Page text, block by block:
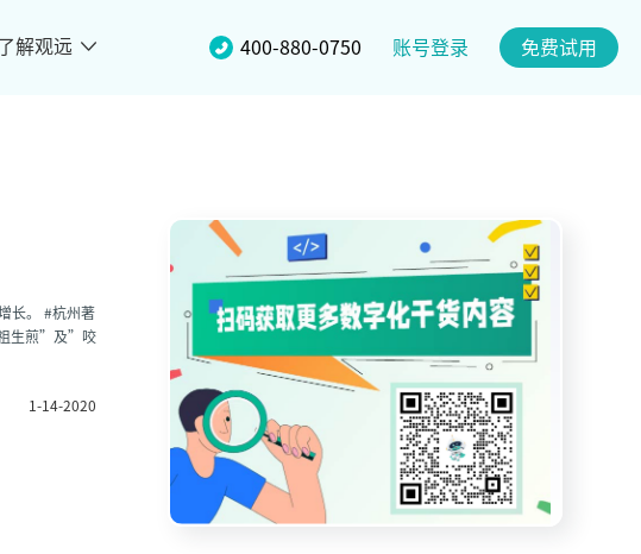
解观远 400-880-0750 账号登录 免费试用
州著
祖生煎”及”咬
1-14-2020